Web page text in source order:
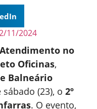
11/2024
no
Oficinas,
Balneário
(23), o 2º
. O evento,